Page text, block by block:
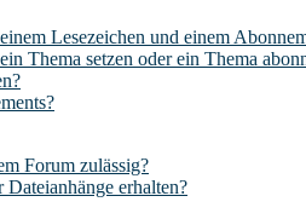
Lesezeichen und einem
Thema setzen oder ein Thema
Forum zulässig?
erhalten?